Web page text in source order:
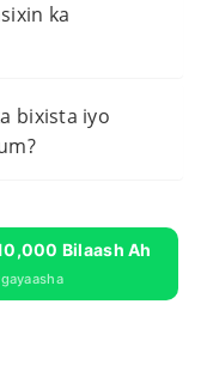
ka
bixista iyo
Bilaash Ah